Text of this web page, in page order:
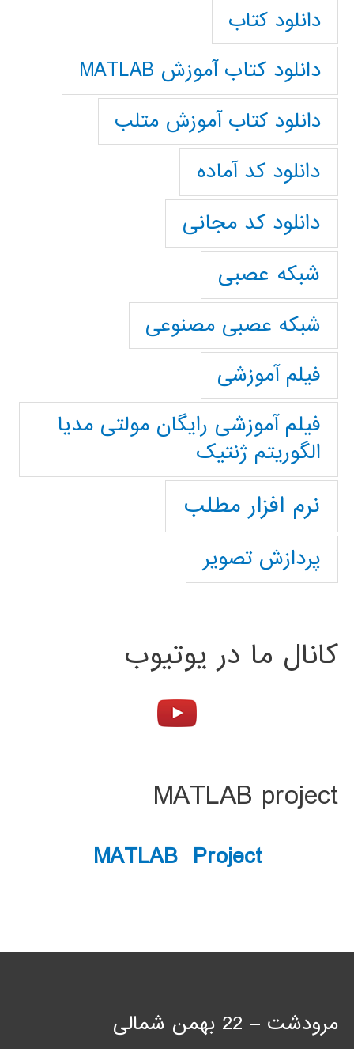
دانلود کتاب
دانلود کتاب آموزش MATLAB
دانلود کتاب آموزش متلب
دانلود کد آماده
دانلود کد مجانی
شبکه عصبی
شبکه عصبی مصنوعی
فیلم آموزشی
فیلم آموزشی رایگان مولتی مدیا
الگوریتم ژنتیک
نرم افزار مطلب
پردازش تصویر
کانال ما در یوتیوب
MATLAB project
MATLAB Project
مرودشت – 22 بهمن شمالی